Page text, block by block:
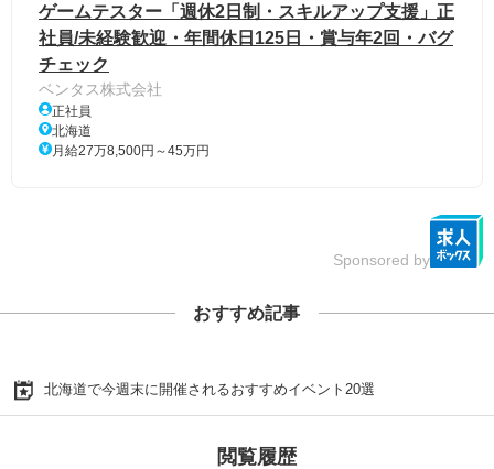
ゲームテスター「週休2日制・スキルアップ支援」正
社員/未経験歓迎・年間休日125日・賞与年2回・バグ
チェック
ベンタス株式会社
正社員
北海道
月給27万8,500円～45万円
Sponsored by
おすすめ記事
北海道で今週末に開催されるおすすめイベント20選
閲覧履歴